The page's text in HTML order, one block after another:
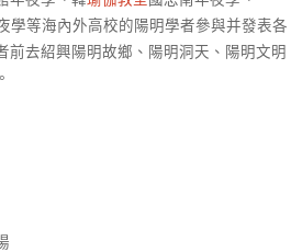
學等海內外高校的陽明學者參與并發表各
前去紹興陽明故鄉、陽明洞天、陽明文明